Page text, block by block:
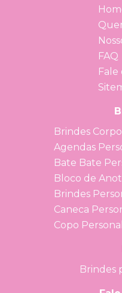
FAQ
Fale
Brindes
Agendas
Bate Bate
Bloco de
Brindes
Caneca
Copo
Brindes